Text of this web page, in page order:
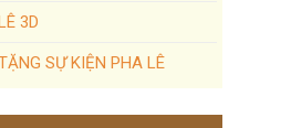
3D
SỰ KIỆN PHA LÊ